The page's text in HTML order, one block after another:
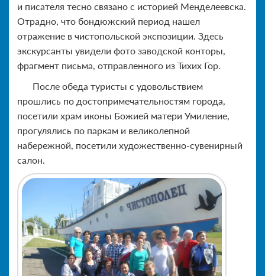
и писателя тесно связано с историей Менделеевска.
Отрадно, что бондюжский период нашел
отражение в чистопольской экспозиции. Здесь
экскурсанты увидели фото заводской конторы,
фрагмент письма, отправленного из Тихих Гор.
После обеда туристы с удовольствием
прошлись по достопримечательностям города,
посетили храм иконы Божией матери Умиление,
прогулялись по паркам и великолепной
набережной, посетили художественно-сувенирный
салон.